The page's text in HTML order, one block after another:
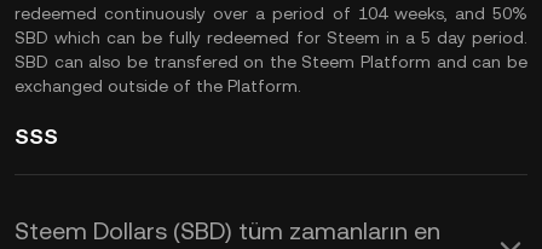
redeemed continuously over a period of 104 weeks, and 50%
SBD which can be fully redeemed for Steem in a 5 day period.
SBD can also be transfered on the Steem Platform and can be
exchanged outside of the Platform.
SSS
Steem Dollars (SBD) tüm zamanların en